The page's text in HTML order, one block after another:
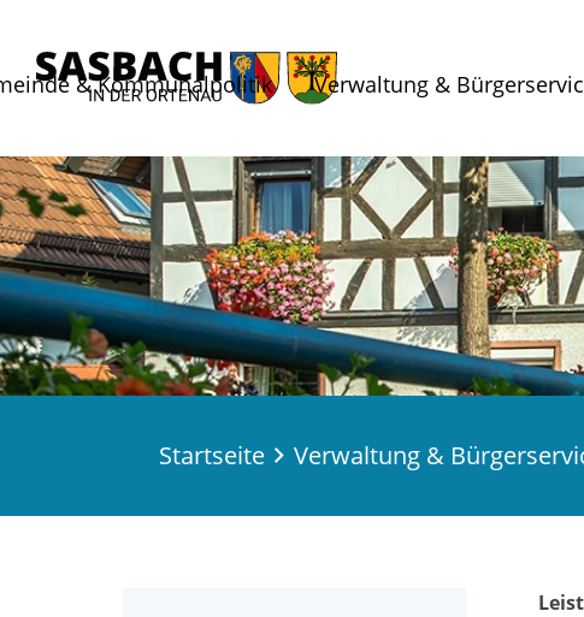
& Kommunalpolitik Verwaltung &
Startseite Verwaltung &